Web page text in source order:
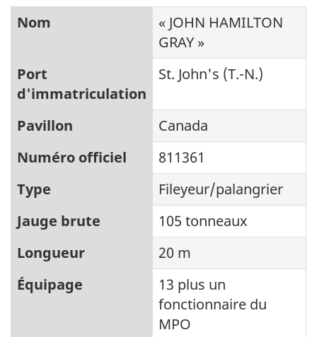
Nom
« JOHN HAMILTON
GRAY »
Port
d'immatriculation
St. John's (T.-N.)
Pavillon
Canada
Numéro officiel
811361
Type
Fileyeur/palangrier
Jauge brute
105 tonneaux
Longueur
20 m
Équipage
13 plus un
fonctionnaire du
MPO